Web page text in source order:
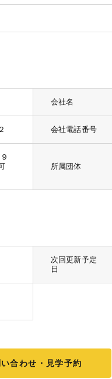
会社名
会社電話番号
所属団体
次回更新予定
日
合わせ・見学予約